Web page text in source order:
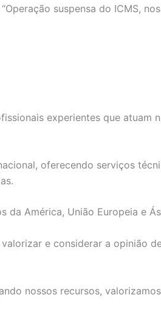
suspensa do ICMS,
experientes que atuam
oferecendo serviços
da América, União Europeia e
e considerar a opinião
nossos recursos,